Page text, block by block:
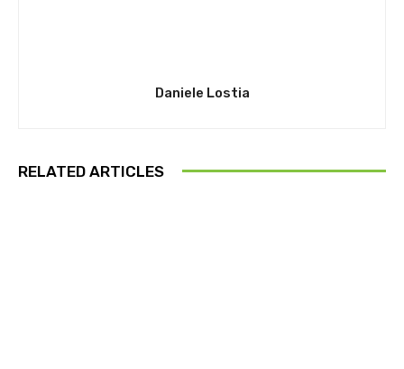
Daniele Lostia
RELATED ARTICLES